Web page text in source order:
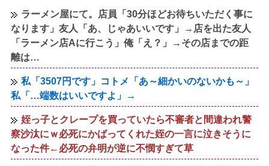
ラーメン屋にて。店員「30分ほどお待ちいただく事に
なります」友人「あ、じゃあいいです」→店を出た友人
「ラーメン店Aに行こう」俺「え？」→その店までの距
離は…
私「3507円です」コトメ「あ～細かいのないかも～」
私「…端数はいいですよ」→
姪っ子とクレープを買っていたら不審者と間違われ警
察沙汰にｗ必死にかばってくれた姪の一言に泣きそうに
なった件←必死の弁明が逆に不憫すぎて草